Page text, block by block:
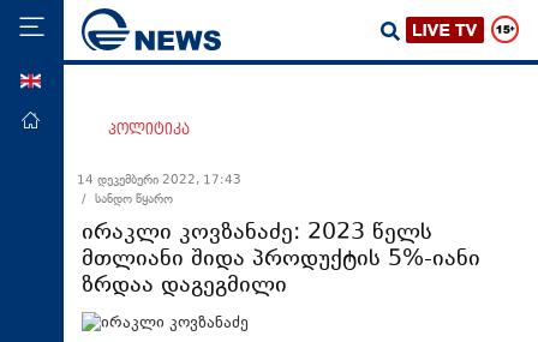
მთავარი
ეკონომიკა
მსოფლიო
ჯანდაცვა
საზოგადოება
პოლიტიკა
14 დეკემბერი 2022, 17:43
/ სანდო წყარო
ირაკლი კოვზანაძე: 2023 წელს
მთლიანი შიდა პროდუქტის 5%-იანი
ზრდაა დაგეგმილი